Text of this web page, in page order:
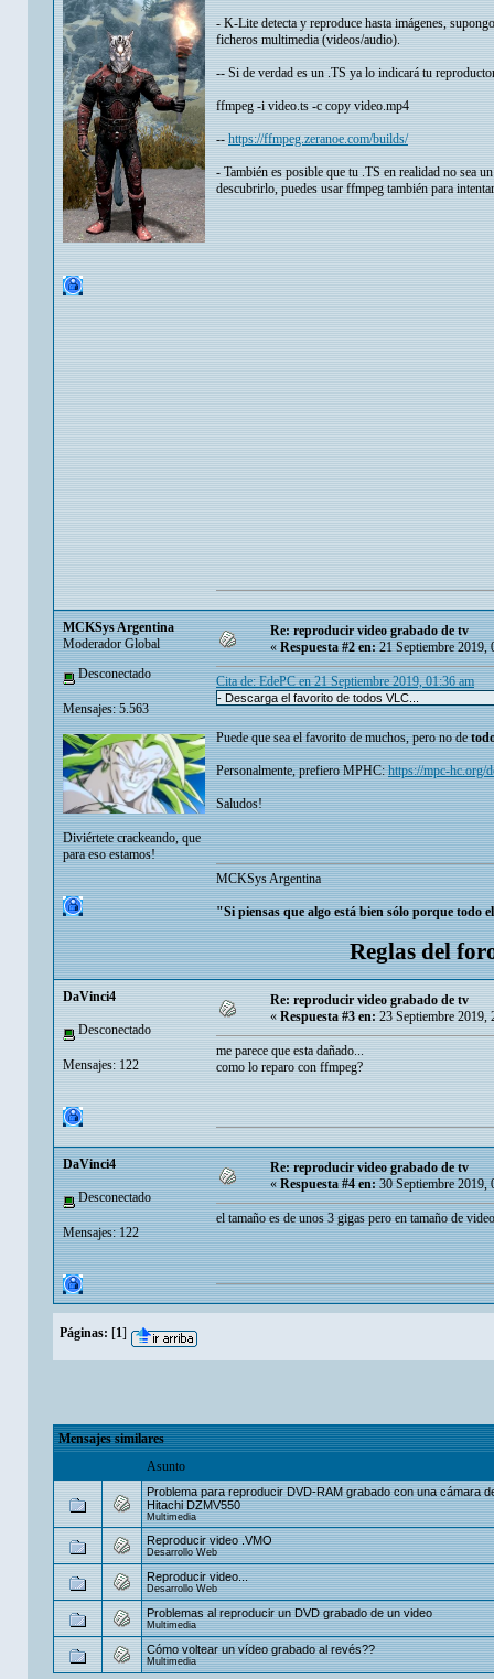
- K-Lite detecta y reproduce hasta imágenes,
ficheros multimedia (videos/audio).
-- Si de verdad es un .TS ya lo indicará tu
ffmpeg -i video.ts -c copy video.mp4
-- https://ffmpeg.zeranoe.com/builds/
- También es posible que tu .TS en realidad no sea
descubrirlo, puedes usar ffmpeg también para
MCKSys Argentina
Moderador Global
Desconectado
Mensajes: 5.563
Diviértete crackeando, que
para eso estamos!
Re: reproducir video grabado de tv
«Respuesta #2 en:21 Septiembre 2019,
Cita de: EdePC en 21 Septiembre 2019, 01:36 am
- Descarga el favorito de todos VLC...
Puede que sea el favorito de muchos, pero no de
Personalmente, prefiero MPHC:https://mpc-hc.org/
Saludos!
MCKSys Argentina
"Si piensas que algo está bien sólo porque todo
Reglas del
DaVinci4
Desconectado
Mensajes: 122
Re: reproducir video grabado de tv
« Respuesta #3 en: 23 Septiembre 2019,
me parece que esta dañado...
como lo reparo con ffmpeg?
DaVinci4
Desconectado
Mensajes: 122
Re: reproducir video grabado de tv
«Respuesta #4 en:30 Septiembre 2019,
el tamaño es de unos 3 gigas pero en tamaño de
Páginas: [1]
Mensajes similares
Asunto
Problema para reproducir DVD-RAM grabado con una cámara
Hitachi DZMV550
Multimedia
Reproducir video .VMO
Desarrollo Web
Reproducir video...
Desarrollo Web
Problemas al reproducir un DVD grabado de un video
Multimedia
Cómo voltear un vídeo grabado al revés??
Multimedia